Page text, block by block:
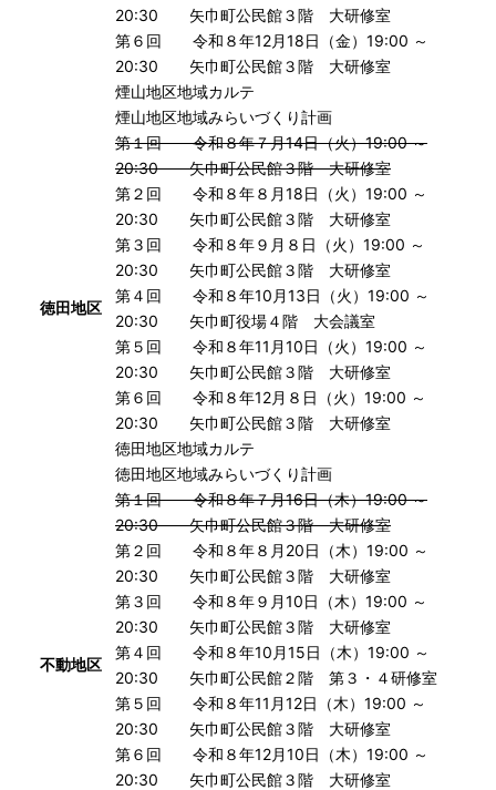
20:30 矢巾町公民館３階 大研修室
第６回 令和８年12月18日（金）19:00 ～
20:30 矢巾町公民館３階 大研修室
煙山地区地域カルテ
煙山地区地域みらいづくり計画
徳田地区
第１回 令和８年７月14日（火）19:00 ～
20:30 矢巾町公民館３階 大研修室
第２回 令和８年８月18日（火）19:00 ～
20:30 矢巾町公民館３階 大研修室
第３回 令和８年９月８日（火）19:00 ～
20:30 矢巾町公民館３階 大研修室
第４回 令和８年10月13日（火）19:00 ～
20:30 矢巾町役場４階 大会議室
第５回 令和８年11月10日（火）19:00 ～
20:30 矢巾町公民館３階 大研修室
第６回 令和８年12月８日（火）19:00 ～
20:30 矢巾町公民館３階 大研修室
徳田地区地域カルテ
徳田地区地域みらいづくり計画
不動地区
第１回 令和８年７月16日（木）19:00 ～
20:30 矢巾町公民館３階 大研修室
第２回 令和８年８月20日（木）19:00 ～
20:30 矢巾町公民館３階 大研修室
第３回 令和８年９月10日（木）19:00 ～
20:30 矢巾町公民館３階 大研修室
第４回 令和８年10月15日（木）19:00 ～
20:30 矢巾町公民館２階 第３・４研修室
第５回 令和８年11月12日（木）19:00 ～
20:30 矢巾町公民館３階 大研修室
第６回 令和８年12月10日（木）19:00 ～
20:30 矢巾町公民館３階 大研修室